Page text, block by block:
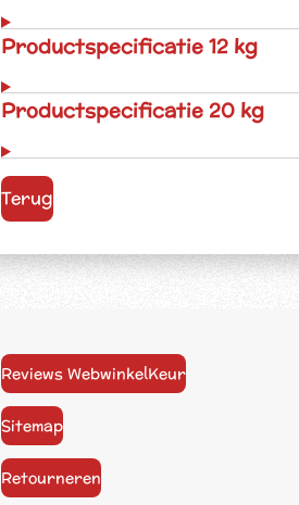
Productspecificatie 12 kg
Productspecificatie 20 kg
Terug
Reviews WebwinkelKeur
Sitemap
Retourneren